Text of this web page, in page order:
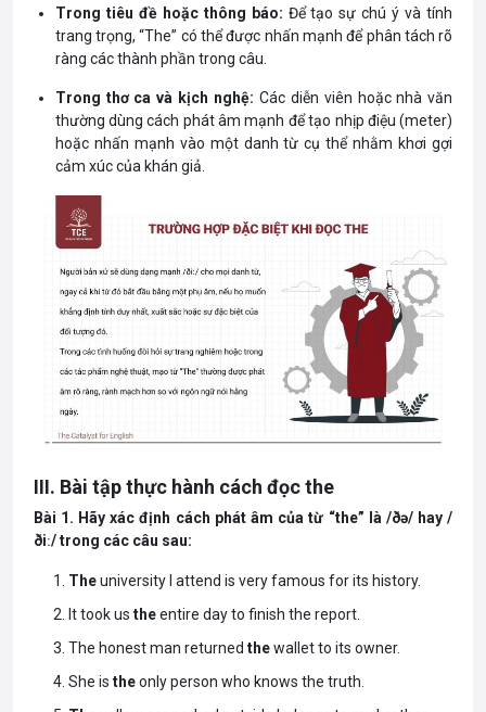
Trong tiêu đề hoặc thông báo: Để tạo sự chú ý và tính
trang trọng, “The” có thể được nhấn mạnh để phân tách rõ
ràng các thành phần trong câu.
Trong thơ ca và kịch nghệ: Các diễn viên hoặc nhà văn
thường dùng cách phát âm mạnh để tạo nhịp điệu (meter)
hoặc nhấn mạnh vào một danh từ cụ thể nhằm khơi gợi
cảm xúc của khán giả.
III. Bài tập thực hành cách đọc the
Bài 1. Hãy xác định cách phát âm của từ “the” là /ðə/ hay /
ðiː/ trong các câu sau:
Theuniversity I attend is very famous for its history.
It took us theentire day to finish the report.
The honest man returned thewallet to its owner.
She is theonly person who knows the truth.